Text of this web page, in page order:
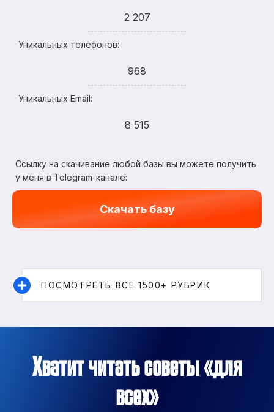
2 207
Уникальных телефонов:
968
Уникальных Email:
8 515
Ссылку на скачивание любой базы вы можете получить
у меня в Telegram-канале:
Скачать базу
ПОСМОТРЕТЬ ВСЕ 1500+ РУБРИК
Хватит читать советы «для
всех»